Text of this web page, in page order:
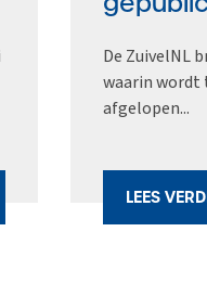
De ZuivelNL
waarin
afgelopen...
LEES